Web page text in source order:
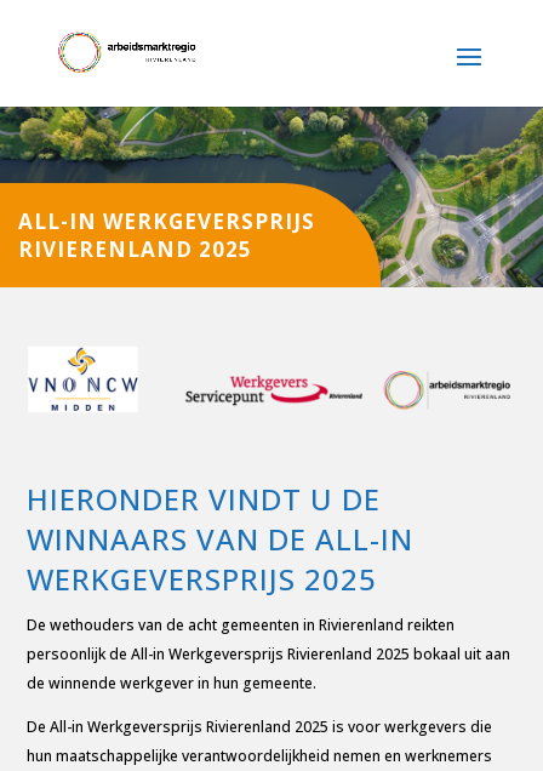
ALL-IN WERKGEVERSPRIJS
RIVIERENLAND 2025
HIERONDER VINDT U DE
WINNAARS VAN DE ALL-IN
WERKGEVERSPRIJS 2025
De wethouders van de acht gemeenten in Rivierenland reikten
persoonlijk de All-in Werkgeversprijs Rivierenland 2025 bokaal uit aan
de winnende werkgever in hun gemeente.
De All-in Werkgeversprijs Rivierenland 2025 is voor werkgevers die
hun maatschappelijke verantwoordelijkheid nemen en werknemers